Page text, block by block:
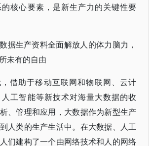
核心要素，是新生产力的关键性要
数据生产资料全面解放人的体力脑力，
未有的自由
借助于移动互联网和物联网、云计
工智能等新技术对海量大数据的收
、管理和应用，大数据作为新型生产
人类的生产生活中。在大数据、人工
们建构了一个由网络技术和人的网络